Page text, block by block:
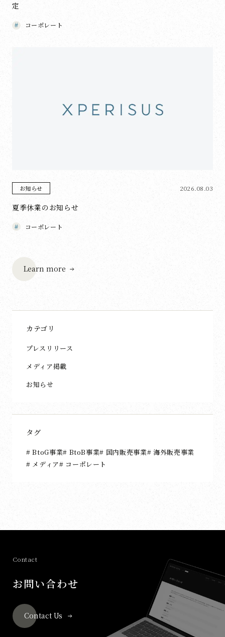
定
コーポレート
お知らせ 2026.08.03
夏季休業のお知らせ
コーポレート
Learn more
カテゴリ
プレスリリース
メディア掲載
お知らせ
タグ
BtoG事業 BtoB事業 国内販売事業
海外販売事業
メディア
コーポレート
Contact
お問い合わせ
Contact Us